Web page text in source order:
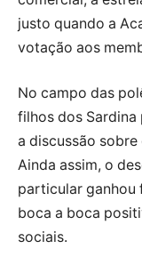
justo quando a
votação aos
No campo das
filhos dos
a discussão
Ainda assim, o
particular ganhou
boca a boca
sociais.